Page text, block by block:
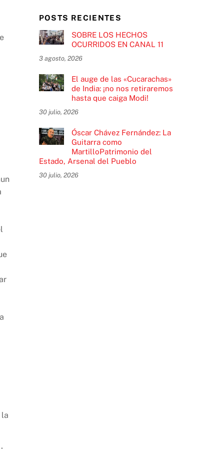
POSTS RECIENTES
SOBRE LOS HECHOS
OCURRIDOS EN CANAL 11
3 agosto, 2026
El auge de las «Cucarachas»
de India: ¡no nos retiraremos
hasta que caiga Modi!
30 julio, 2026
Óscar Chávez Fernández: La
Guitarra como
MartilloPatrimonio del
Estado, Arsenal del Pueblo
30 julio, 2026